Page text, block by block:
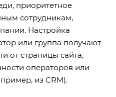
приоритетное
сотрудникам,
Настройка
или группа получают
от страницы сайта,
операторов или
из CRM).